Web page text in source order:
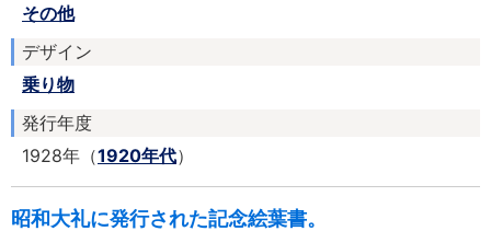
その他
デザイン
乗り物
発行年度
1928年（1920年代）
昭和大礼に発行された記念絵葉書。